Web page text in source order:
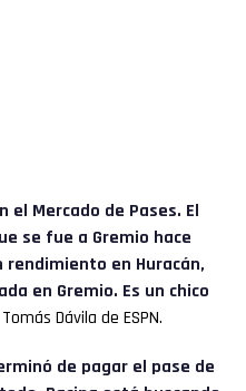
el Mercado de Pases. El
se fue a Gremio hace
rendimiento en Huracán,
en Gremio. Es un chico
Dávila de ESPN.
de pagar el pase de